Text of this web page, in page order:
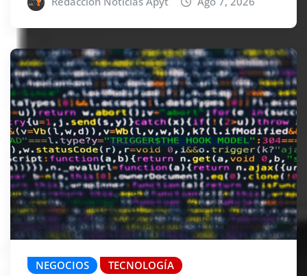
NEGOCIOS TECNOLOGÍA